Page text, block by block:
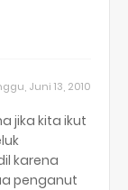
Juni 13, 2010
jika kita ikut
karena
penganut